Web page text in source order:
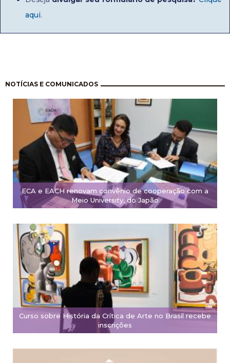
aqui.
NOTÍCIAS E COMUNICADOS
ECA e EACH renovam convênio de cooperação com a
Meio University, do Japão
Curso sobre História da Crítica de Arte no Brasil recebe
inscrições
Paginação